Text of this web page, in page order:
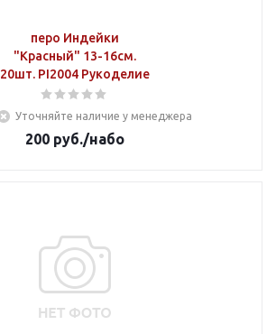
перо Индейки
"Красный" 13-16см.
20шт. PI2004 Рукоделие
Уточняйте наличие у менеджера
200руб./набо